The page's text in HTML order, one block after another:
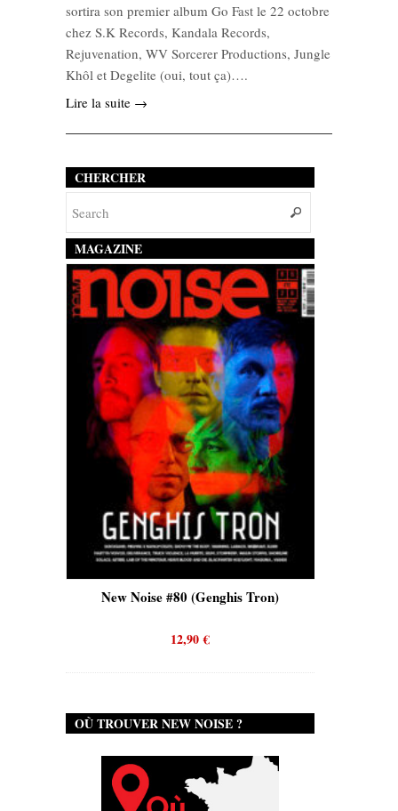
sortira son premier album Go Fast le 22 octobre
chez S.K Records, Kandala Records,
Rejuvenation, WV Sorcerer Productions, Jungle
Khôl et Degelite (oui, tout ça)….
Lire la suite →
CHERCHER
MAGAZINE
New Noise #80 (Genghis Tron)
12,90€
OÙ TROUVER NEW NOISE ?